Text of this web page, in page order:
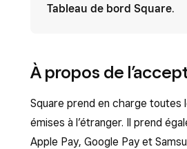
Tableau de bord Square.
À propos de
Square prend en charge
émises à l’étranger. Il prend
Apple Pay, Google Pay et